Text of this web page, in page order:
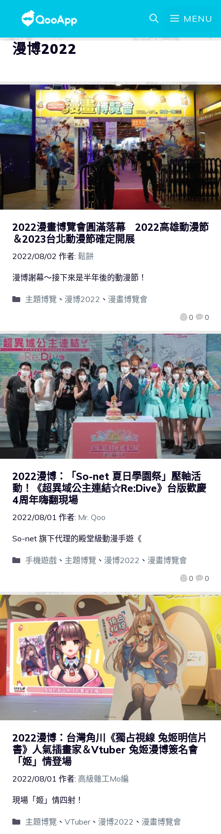
MENU
漫博2022
2022漫畫博覽會圓滿落幕 2022高雄動漫節
＆2023台北動漫節確定開展
2022/08/02 作者: 鬆餅
0 0
漫博謝幕～接下來是半年後的動漫節！
主題博覽 、 漫博2022 、 漫畫博覽會
2022漫博：「So-net 夏日學園祭」壓軸活
動！《超異域公主連結☆Re:Dive》台版歡慶
4周年嗨翻現場
2022/08/01 作者: Mr. Qoo
0 0
So-net 旗下代理的殿堂級動漫手遊《
手機遊戲、 主題博覽 、 漫博2022 、 漫畫博覽會
2022漫博：台灣角川《獨占視線 兔姬明信片
書》人氣插畫家＆Vtuber 兔姬漫博簽名會
「姬」情登場
2022/08/01 作者: 高級雜工Mo編
現場「姬」情四射！
主題博覽 、 VTuber、 漫博2022 、 漫畫博覽會